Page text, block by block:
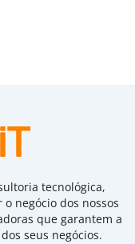
tecnológica,
negócio dos nossos
que garantem a
seus negócios.